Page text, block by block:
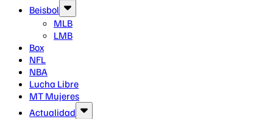
Beisbol
MLB
LMB
Box
NFL
NBA
Lucha Libre
MT Mujeres
Actualidad